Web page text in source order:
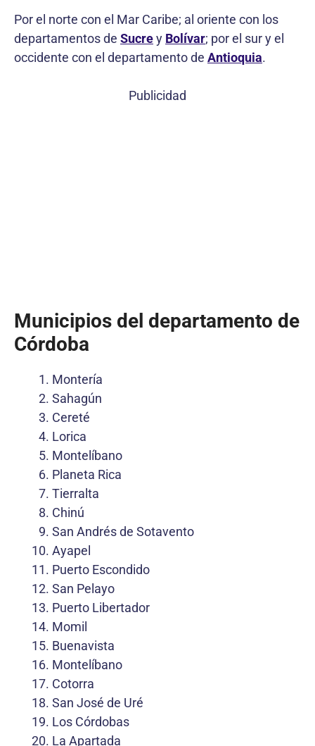
Por el norte con el Mar Caribe; al oriente con los
departamentos de Sucrey Bolívar; por el sur y el
occidente con el departamento de Antioquia.
Publicidad
Municipios del departamento de
Córdoba
Montería
Sahagún
Cereté
Lorica
Montelíbano
Planeta Rica
Tierralta
Chinú
San Andrés de Sotavento
Ayapel
Puerto Escondido
San Pelayo
Puerto Libertador
Momil
Buenavista
Montelíbano
Cotorra
San José de Uré
Los Córdobas
La Apartada